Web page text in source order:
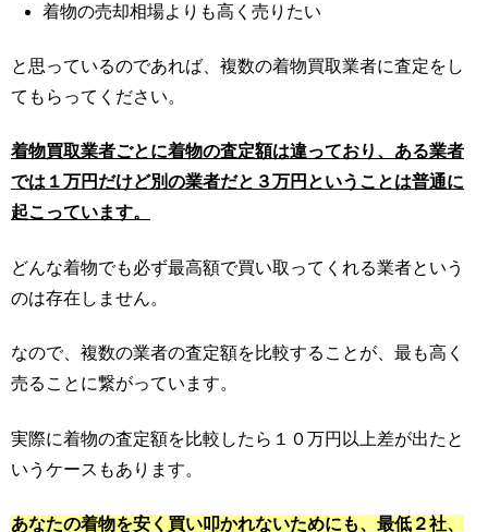
着物の売却相場よりも高く売りたい
と思っているのであれば、複数の着物買取業者に査定をし
てもらってください。
着物買取業者ごとに着物の査定額は違っており、ある業者
では１万円だけど別の業者だと３万円ということは普通に
起こっています。
どんな着物でも必ず最高額で買い取ってくれる業者という
のは存在しません。
なので、複数の業者の査定額を比較することが、最も高く
売ることに繋がっています。
実際に着物の査定額を比較したら１０万円以上差が出たと
いうケースもあります。
あなたの着物を安く買い叩かれないためにも、最低２社、